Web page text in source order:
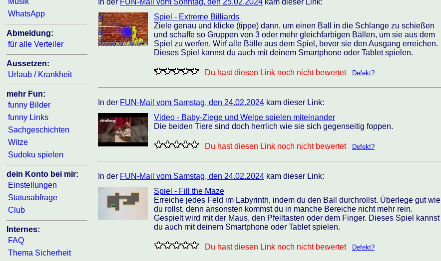
WhatsApp
Abmeldung:
für alle Verteiler
Aussetzen:
Urlaub / Krankheit
mehr Fun:
funny Bilder
funny Links
Sachgeschichten
Witze
Sudoku spielen
dein Konto bei mir:
Einstellungen
Statusabfrage
Club
Internes:
FAQ
Thema Sicherheit
In der FUN-Mail vom Sonntag, den 25.02.2024 kam dieser Link:
Spiel - Extreme Billiards
Ziele genau und klicke (tippe) dann, um einen Ball in die Schlange zu schießen
und schaffe so Gruppen von 3 oder mehr gleichfarbigen Bällen, um sie aus dem
Spiel zu werfen. Wirf alle Bälle aus dem Spiel, bevor sie den Ausgang erreichen.
Dieses Spiel kannst du auch mit deinem Smartphone oder Tablet spielen.
Du hast diesen Link noch nicht bewertet Defekt?
In der FUN-Mail vom Samstag, den 24.02.2024 kam dieser Link:
Video - Baby-Ziege und Welpe spielen miteinander
Die beiden Tiere sind doch herrlich wie sie sich gegenseitig foppen.
Du hast diesen Link noch nicht bewertet Defekt?
In der FUN-Mail vom Samstag, den 24.02.2024 kam dieser Link:
Spiel - Fill the Maze
Erreiche jedes Feld im Labyrinth, indem du den Ball durchrollst. Überlege gut wie
du rollst, denn ansonsten kommst du in manche Bereiche nicht mehr rein.
Gespielt wird mit der Maus, den Pfeiltasten oder dem Finger. Dieses Spiel kannst
du auch mit deinem Smartphone oder Tablet spielen.
Du hast diesen Link noch nicht bewertet Defekt?